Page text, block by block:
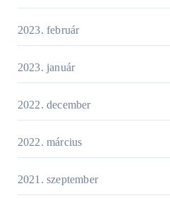
2023. február
2023. január
2022. december
2022. március
2021. szeptember